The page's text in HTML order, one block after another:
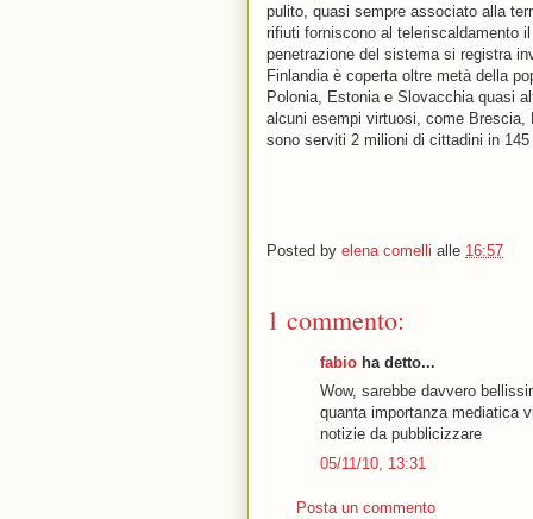
pulito, quasi sempre associato alla
rifiuti forniscono al teleriscaldamento
penetrazione del sistema si registra
Finlandia è coperta oltre metà della
Polonia, Estonia e Slovacchia quasi
alcuni esempi virtuosi, come Brescia,
sono serviti 2 milioni di cittadini in
Posted by elena comelli alle 16:57
1 commento:
fabio ha detto...
Wow, sarebbe davvero
quanta importanza mediatica
notizie da pubblicizzare
05/11/10, 13:31
Posta un commento